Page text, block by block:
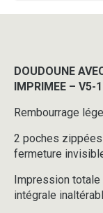
DOUDOUNE
IMPRIMEE – V5-1
Rembourrage
2 poches
fermeture
Impression totale
intégrale